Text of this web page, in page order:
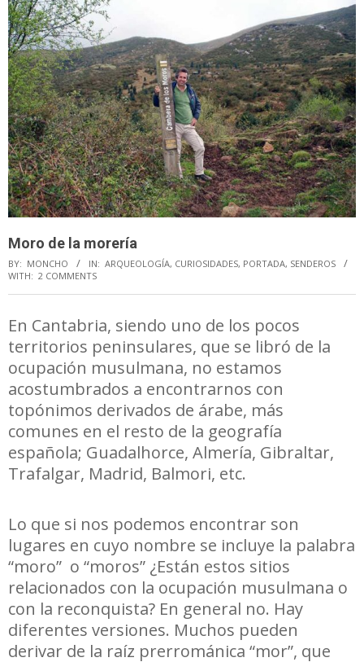
Moro de la morería
BY: MONCHO IN: ARQUEOLOGÍA, CURIOSIDADES, PORTADA, SENDEROS
WITH: 2 COMMENTS
En Cantabria, siendo uno de los pocos
territorios peninsulares, que se libró de la
ocupación musulmana, no estamos
acostumbrados a encontrarnos con
topónimos derivados de árabe, más
comunes en el resto de la geografía
española; Guadalhorce, Almería, Gibraltar,
Trafalgar, Madrid, Balmori, etc.
Lo que si nos podemos encontrar son
lugares en cuyo nombre se incluye la palabra
“moro” o “moros” ¿Están estos sitios
relacionados con la ocupación musulmana o
con la reconquista? En general no. Hay
diferentes versiones. Muchos pueden
derivar de la raíz prerrománica “mor”, que